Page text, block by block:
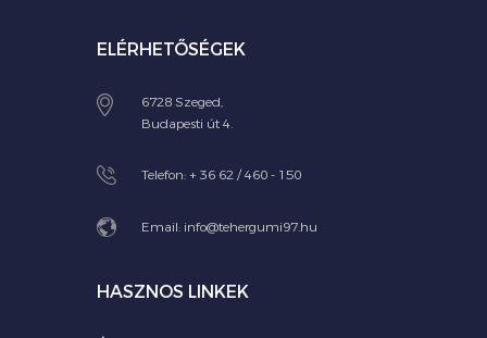
ELÉRHETŐSÉGEK
6728 Szeged,
Budapesti út 4.
Telefon: + 36 62 / 460 - 150
Email: info@tehergumi97.hu
HASZNOS LINKEK